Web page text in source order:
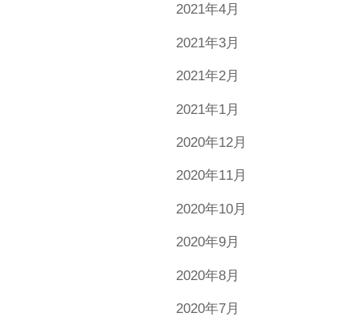
2021年4月
2021年3月
2021年2月
2021年1月
2020年12月
2020年11月
2020年10月
2020年9月
2020年8月
2020年7月